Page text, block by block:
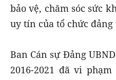
bảo vệ, chăm sóc sức
uy tín của tổ chức đảng
Ban Cán sự Đảng
2016-2021 đã vi